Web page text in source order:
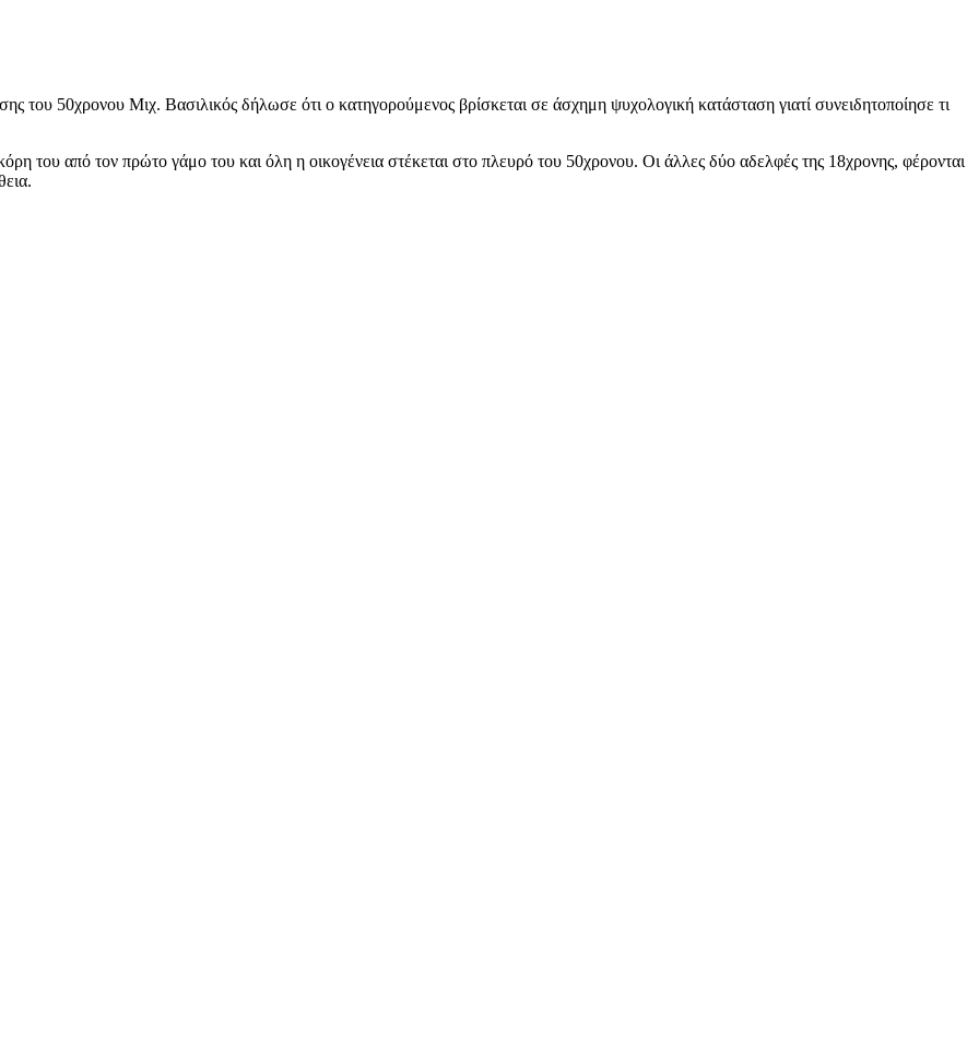
του 50χρονου Μιχ. Βασιλικός δήλωσε ότι ο κατηγορούμενος βρίσκεται σε άσχημη ψυχολογική κατάσταση γιατί συνειδητοποίησε τι
του από τον πρώτο γάμο του και όλη η οικογένεια στέκεται στο πλευρό του 50χρονου. Οι άλλες δύο αδελφές της 18χρονης, φέρονται